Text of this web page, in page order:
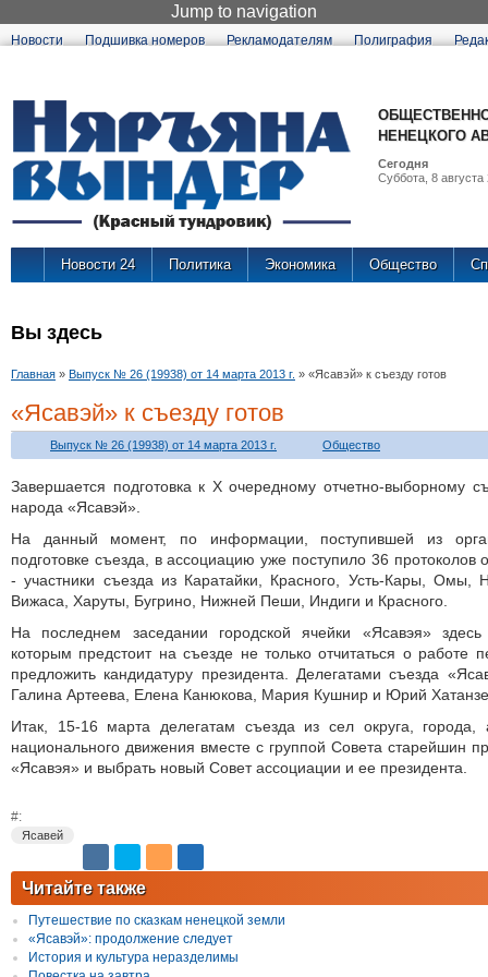
Jump to navigation
Новости Подшивка номеров Рекламодателям Полиграфия
НЕНЕЦКОГО
Сегодня
Суббота, 8 августа
Новости 24 Политика Экономика Общество
Вы здесь
Главная » Выпуск № 26 (19938) от 14 марта 2013 г. » «Ясавэй» к съезду готов
«Ясавэй» к съезду готов
Выпуск № 26 (19938) от 14 марта 2013 г. Общество
Завершается подготовка к Х очередному отчетно-выборному
народа «Ясавэй».
На данный момент, по информации, поступившей из
подготовке съезда, в ассоциацию уже поступило 36 протоколов
- участники съезда из Каратайки, Красного, Усть-Кары, Омы,
Вижаса, Харуты, Бугрино, Нижней Пеши, Индиги и Красного.
На последнем заседании городской ячейки «Ясавэя»
которым предстоит на съезде не только отчитаться о работе
предложить кандидатуру президента. Делегатами съезда
Галина Артеева, Елена Канюкова, Мария Кушнир и Юрий
Итак, 15-16 марта делегатам съезда из сел округа,
национального движения вместе с группой Совета старейшин
«Ясавэя» и выбрать новый Совет ассоциации и ее президента.
#:
Ясавей
Читайте также
Путешествие по сказкам ненецкой земли
«Ясавэй»: продолжение следует
История и культура неразделимы